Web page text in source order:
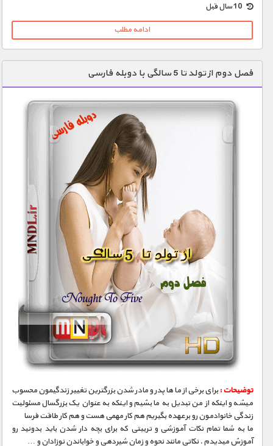
ادامه مطلب
فصل دوم از تولد تا 5 سالگی با دوبله فارسی
توضیحات :برای برخی از ما ها پدر و مادر شدن بزرگترین تغییر زندگیمون محسوب
میشه و اینکه از من تبدیل به ما بشیم و اینکه به عنوان یک بزرگسال مسئولیت
زندگی خانوادمون رو برعهده بگیریم هم کار مهمی هست و هم کار طاقت فرسا
ما به شما تمام نکات آموزشی و تربیتی که برای بچه دار شدن باید بدونید رو
آموزش میدیدم . نکاتی مانند نحوه و زمان شیردهی و خواباندن نوزادان و …